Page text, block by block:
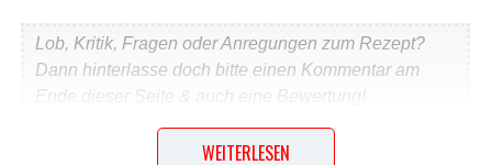
Lob, Kritik, Fragen oder Anregungen zum Rezept?
Dann hinterlasse doch bitte einen Kommentar am
Ende dieser Seite & auch eine Bewertung!
WEITERLESEN